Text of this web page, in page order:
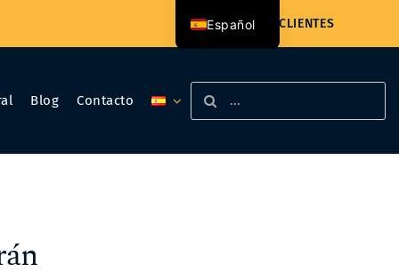
ACCESO CLIENTES
Blog Contacto
Buscar:
Español
Català